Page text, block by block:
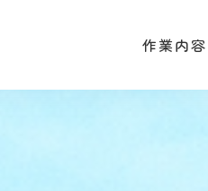
作業内容
作業内容